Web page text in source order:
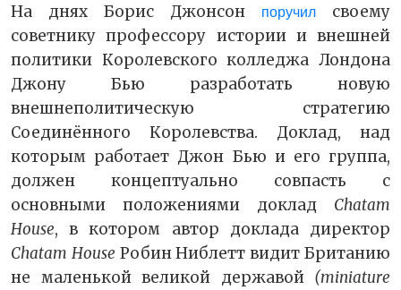
На днях Борис Джонсон поручил
своему
советнику профессору истории и внешней
политики Королевского колледжа Лондона
Джону Бью разработать новую
внешнеполитическую стратегию
Соединённого Королевства. Доклад, над
которым работает Джон Бью и его группа,
должен концептуально совпасть с
основными положениями доклад Chatam
House, в котором автор доклада директор
Chatam House Робин Ниблетт видит Британию
не маленькой великой державой (miniature